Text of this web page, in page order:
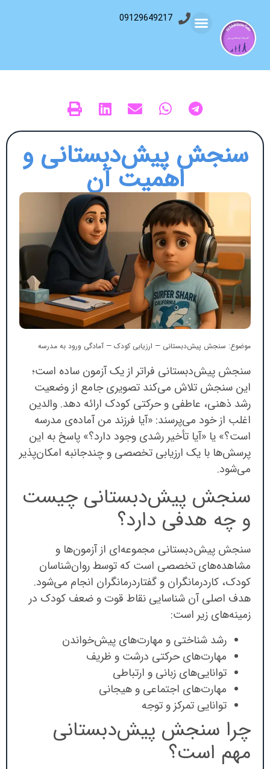
09129649217
سنجش پیش‌دبستانی و
اهمیت آن
موضوع: سنجش پیش‌دبستانی — ارزیابی کودک — آمادگی ورود به مدرسه
سنجش پیش‌دبستانی فراتر از یک آزمون ساده است؛
این سنجش تلاش می‌کند تصویری جامع از وضعیت
رشد ذهنی، عاطفی و حرکتی کودک ارائه دهد. والدین
اغلب از خود می‌پرسند: «آیا فرزند من آماده‌ی مدرسه
است؟» یا «آیا تأخیر رشدی وجود دارد؟» پاسخ به این
پرسش‌ها با یک ارزیابی تخصصی و چندجانبه امکان‌پذیر
می‌شود.
سنجش پیش‌دبستانی چیست
و چه هدفی دارد؟
سنجش پیش‌دبستانی مجموعه‌ای از آزمون‌ها و
مشاهده‌های تخصصی است که توسط روان‌شناسان
کودک، کاردرمانگران و گفتاردرمانگران انجام می‌شود.
هدف اصلی آن شناسایی نقاط قوت و ضعف کودک در
زمینه‌های زیر است:
رشد شناختی و مهارت‌های پیش‌خواندن
مهارت‌های حرکتی درشت و ظریف
توانایی‌های زبانی و ارتباطی
مهارت‌های اجتماعی و هیجانی
توانایی تمرکز و توجه
چرا سنجش پیش‌دبستانی
مهم است؟